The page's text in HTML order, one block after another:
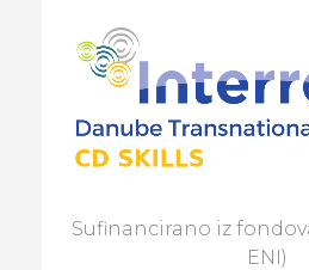
Sufinancirano iz
ENI)